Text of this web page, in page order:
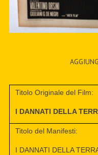
Titolo Originale del Film:
I DANNATI DELLA
Titolo del Manifesti:
I DANNATI DELLA